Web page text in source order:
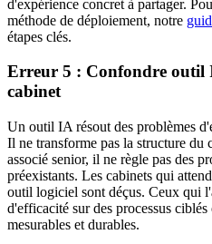
d'expérience concret à partager.
méthode de déploiement, notre
étapes clés.
Erreur 5 : Confondre outil
cabinet
Un outil IA résout des problèmes
Il ne transforme pas la structure du
associé senior, il ne règle pas des
préexistants. Les cabinets qui
outil logiciel sont déçus. Ceux qui
d'efficacité sur des processus
mesurables et durables.